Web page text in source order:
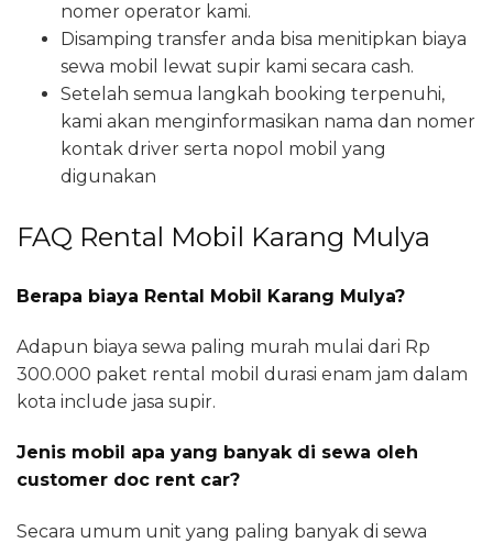
nomer operator kami.
Disamping transfer anda bisa menitipkan biaya
sewa mobil lewat supir kami secara cash.
Setelah semua langkah booking terpenuhi,
kami akan menginformasikan nama dan nomer
kontak driver serta nopol mobil yang
digunakan
FAQ Rental Mobil Karang Mulya
Berapa biaya Rental Mobil Karang Mulya?
Adapun biaya sewa paling murah mulai dari Rp
300.000 paket rental mobil durasi enam jam dalam
kota include jasa supir.
Jenis mobil apa yang banyak di sewa oleh
customer doc rent car?
Secara umum unit yang paling banyak di sewa